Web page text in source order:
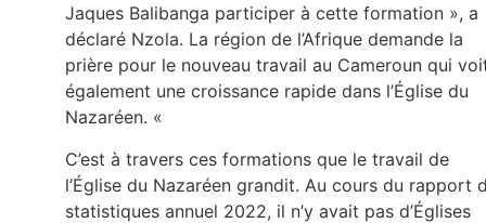
Jaques Balibanga participer à cette formation », a
déclaré Nzola. La région de l’Afrique demande la
prière pour le nouveau travail au Cameroun qui
également une croissance rapide dans l’Église du
Nazaréen. «
C’est à travers ces formations que le travail de
l’Église du Nazaréen grandit. Au cours du rapport
statistiques annuel 2022, il n’y avait pas d’Églises